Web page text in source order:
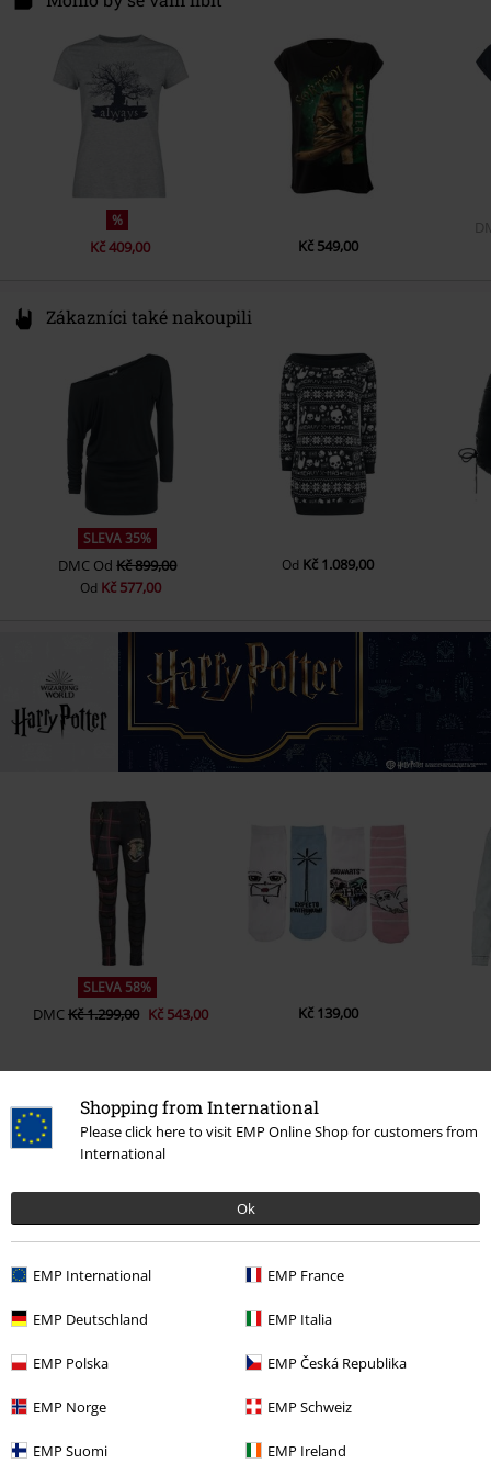
Shopping from International
Please click here to visit EMP Online Shop for customers from
International
Ok
EMP International EMP France
EMP Deutschland EMP Italia
EMP Polska EMP Česká Republika
EMP Norge EMP Schweiz
EMP Suomi EMP Ireland
Pohlaví
Délka rukávu
Bez kapes
tmavě prošedivělá
78050 Villingen-Schwenningen
%
Kč 409,00 Kč 549,00
Zákazníci také nakoupili
SLEVA 35%
DMC OdKč 899,00
Od Kč 577,00
Od Kč 1.089,00
SLEVA 58%
DMCKč 1.299,00 Kč 543,00 Kč 139,00
0 Hodnocení